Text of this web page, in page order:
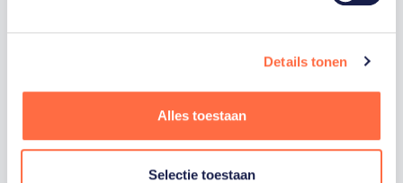
Details tonen
Alles toestaan
Selectie toestaan
sportiefste land van de wereld maken.